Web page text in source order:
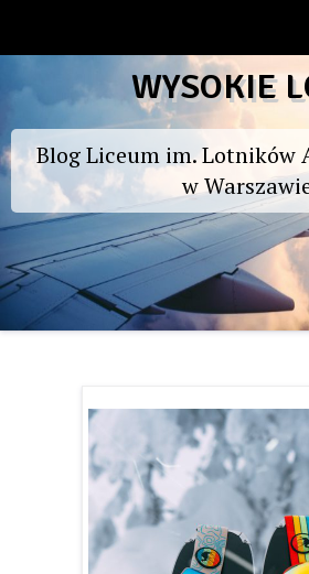
to
WYSOKIE
Blog Liceum im. Lotników
w